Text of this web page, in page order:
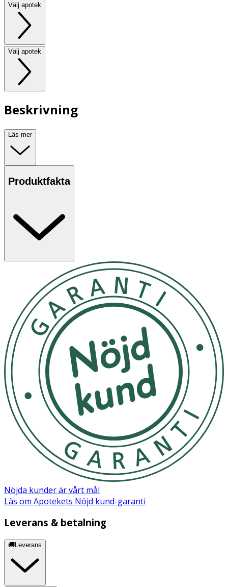
Välj apotek
Välj apotek
Beskrivning
Läs mer
Produktfakta
Nöjda kunder är vårt mål
Läs om Apotekets Nöjd kund-garanti
Leverans & betalning
🚚Leverans